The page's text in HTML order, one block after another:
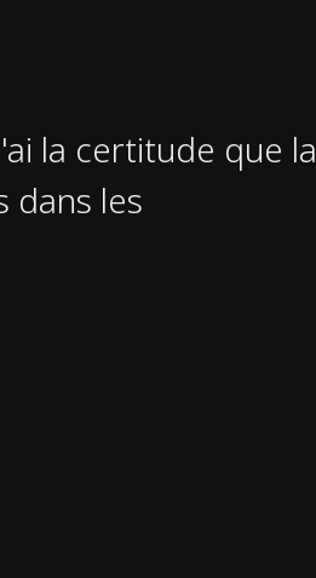
la certitude que la
dans les